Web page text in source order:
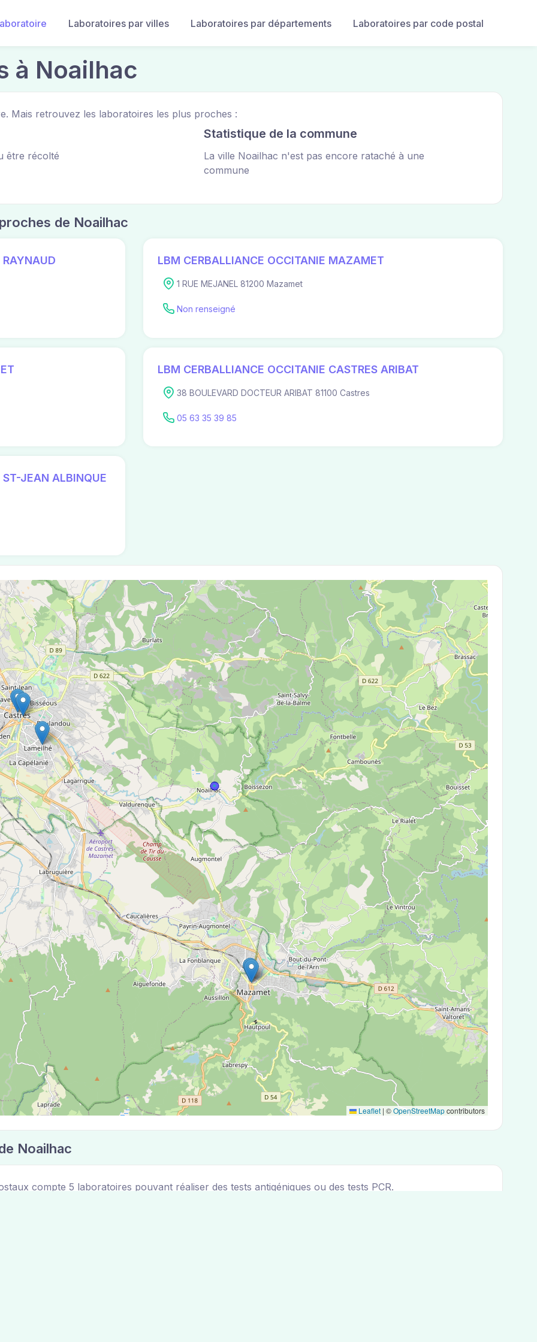
Laboratoires par villes Laboratoires par départements Laboratoires par code postal
à Noailhac
Mais retrouvez les laboratoires les plus proches :
être récolté
Statistique de la commune
La ville Noailhac n'est pas encore rataché à une
commune
de Noailhac
LBM CERBALLIANCE OCCITANIE MAZAMET
1 RUE MEJANEL 81200 Mazamet
Non renseigné
LBM CERBALLIANCE OCCITANIE CASTRES ARIBAT
38 BOULEVARD DOCTEUR ARIBAT 81100 Castres
05 63 35 39 85
JEAN ALBINQUE
Leaflet | ©OpenStreetMapcontributors
Noailhac
compte 5 laboratoires pouvant réaliser des tests antigéniques ou des tests PCR.